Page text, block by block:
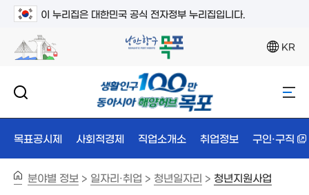
이 누리집은 대한민국 공식 전자정부 누리집입니다.
KR
목표공시제 사회적경제 직업소개소 취업정보 구인·구직
분야별 정보 > 일자리·취업 > 청년일자리 > 청년지원사업